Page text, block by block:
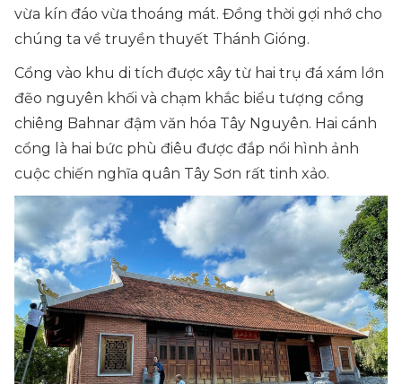
vừa kín đáo vừa thoáng mát. Đồng thời gợi nhớ cho
chúng ta về truyền thuyết Thánh Gióng.
Cổng vào khu di tích được xây từ hai trụ đá xám lớn
đẽo nguyên khối và chạm khắc biểu tượng cồng
chiêng Bahnar đậm văn hóa Tây Nguyên. Hai cánh
cổng là hai bức phù điêu được đắp nổi hình ảnh
cuộc chiến nghĩa quân Tây Sơn rất tinh xảo.